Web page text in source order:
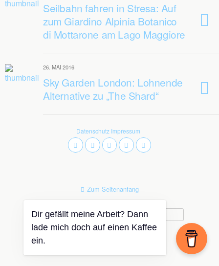
Seilbahn fahren in Stresa: Auf
zum Giardino Alpinia Botanico
di Mottarone am Lago Maggiore
26. MAI 2016
Sky Garden London: Lohnende
Alternative zu „The Shard“
Datenschutz Impressum
Zum Seitenanfang
Mobil Desktop
Dir gefällt meine Arbeit? Dann
lade mich doch auf einen Kaffee
ein.